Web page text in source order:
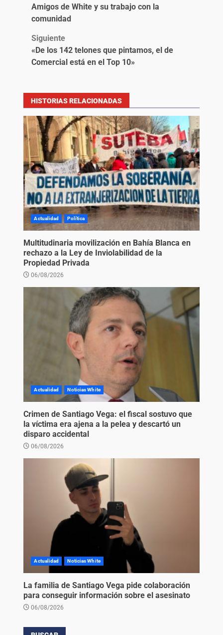
Amigos de White y su trabajo con la
comunidad
Siguiente
«De los 142 telones que pintamos, el de
Comercial está en el Top 10»
HISTORIAS RELACIONADAS
Actualidad Política
Multitudinaria movilización en Bahía Blanca en
rechazo a la Ley de Inviolabilidad de la
Propiedad Privada
06/08/2026
Actualidad Noticias White
Crimen de Santiago Vega: el fiscal sostuvo que
la víctima era ajena a la pelea y descartó un
disparo accidental
06/08/2026
Actualidad Noticias White
La familia de Santiago Vega pide colaboración
para conseguir información sobre el asesinato
06/08/2026